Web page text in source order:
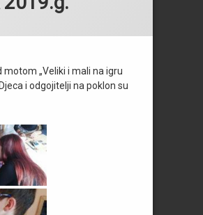
„Veliki i mali na igru
i odgojitelji na poklon su